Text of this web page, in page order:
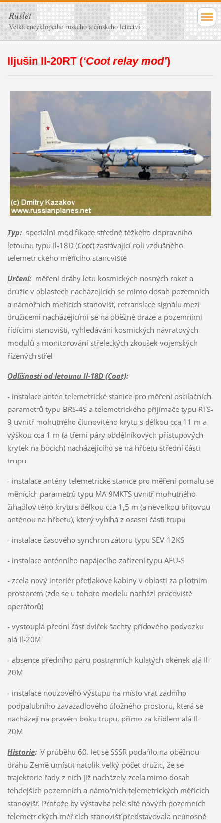
Ruslet
Velká encyklopedie ruského a čínského letectví
Iljušin Il-20RT (‘Coot relay mod’)
Typ:speciální modifikace středně těžkého dopravního
letounu typu Il-18D (Coot)zastávající roli vzdušného
telemetrického měřícího stanoviště
Určení:měření dráhy letu kosmických nosných raket a
družic v oblastech nacházejících se mimo dosah pozemních
a námořních meřících stanovišť, retranslace signálu mezi
družicemi nacházejícími se na oběžné dráze a pozemními
řídícími stanovišti, vyhledávání kosmických návratových
modulů a monitorování střeleckých zkoušek vojenských
řízených střel
Odlišnosti od letounu Il-18D (Coot):
- instalace antén telemetrické stanice pro měření oscilačních
parametrů typu BRS-4S a telemetrického přijímače typu RTS-
9 uvnitř mohutného člunovitého krytu s délkou cca 11 m a
výškou cca 1 m (a třemi páry obdélníkových přístupových
krytek na bocích) nacházejícího se na hřbetu střední části
trupu
- instalace antény telemetrické stanice pro měření pomalu se
měnících parametrů typu MA-9MKTS uvnitř mohutného
žihadlovitého krytu s délkou cca 1,5 m (a nevelkou břitovou
anténou na hřbetu), který vybíhá z ocasní části trupu
- instalace časového synchronizátoru typu SEV-12KS
- instalace anténního napájecího zařízení typu AFU-S
- zcela nový interiér přetlakové kabiny v oblasti za pilotním
prostorem (zde se u tohoto modelu nachází pracoviště
operátorů)
- vystouplá přední část dvířek šachty příďového podvozku
alá Il-20M
- absence předního páru postranních kulatých okének alá Il-
20M
- instalace nouzového výstupu na místo vrat zadního
podpalubního zavazadlového úložného prostoru, která se
nacházejí na pravém boku trupu, přímo za křídlem alá Il-
20M
Historie:V průběhu 60. let se SSSR podařilo na oběžnou
dráhu Země umístit natolik velký počet družic, že se
trajektorie řady z nich již nacházely zcela mimo dosah
tehdejších pozemních a námořních telemetrických měřících
stanovišť. Protože by výstavba celé sítě nových pozemních
telemetrických měřících stanovišť představovala neúnosně